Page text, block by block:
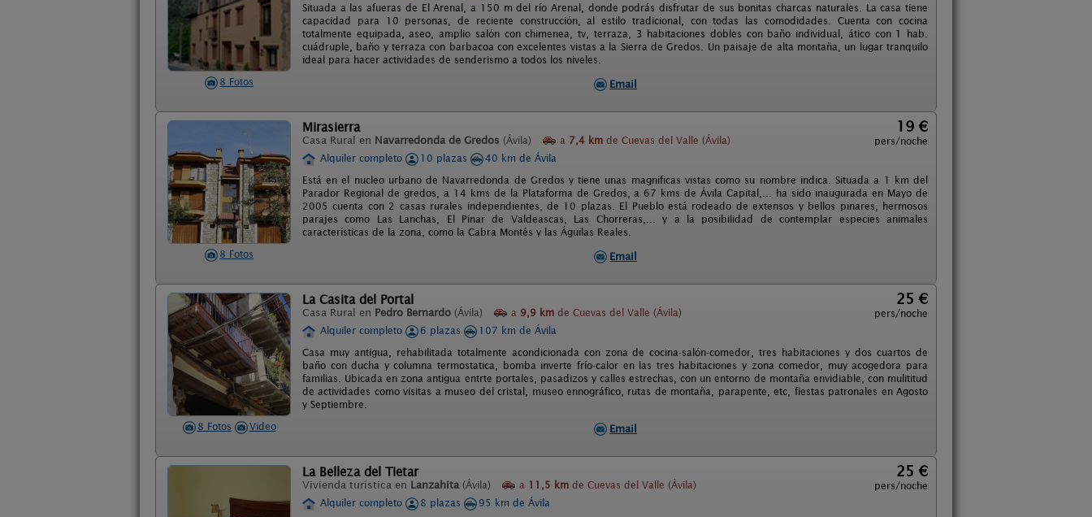
8 Fotos
Situada a las afueras de El Arenal, a 150 m del río Arenal, donde podrás disfrutar de sus bonitas charcas naturales. La casa tiene
capacidad para 10 personas, de reciente construcción, al estilo tradicional, con todas las comodidades. Cuenta con cocina
totalmente equipada, aseo, amplio salón con chimenea, tv, terraza, 3 habitaciones dobles con baño individual, ático con 1 hab.
cuádruple, baño y terraza con barbacoa con excelentes vistas a la Sierra de Gredos. Un paisaje de alta montaña, un lugar tranquilo
ideal para hacer actividades de senderismo a todos los niveles.
Email
8 Fotos
Mirasierra
Casa Rural en Navarredonda de Gredos (Ávila) a 7,4 km de Cuevas del Valle (Ávila)
19 €
pers/noche
Alquiler completo
10 plazas
40 km de Ávila
Está en el nucleo urbano de Navarredonda de Gredos y tiene unas magníficas vistas como su nombre indica. Situada a 1 km del
Parador Regional de gredos, a 14 kms de la Plataforma de Gredos, a 67 kms de Ávila Capital,... ha sido inaugurada en Mayo de
2005 cuenta con 2 casas rurales independientes, de 10 plazas. El Pueblo está rodeado de extensos y bellos pinares, hermosos
parajes como Las Lanchas, El Pinar de Valdeascas, Las Chorreras,... y a la posibilidad de contemplar especies animales
características de la zona, como la Cabra Montés y las Águilas Reales.
Email
8 Fotos Video
La Casita del Portal
Casa Rural en Pedro Bernardo (Ávila) a 9,9 km de Cuevas del Valle (Ávila)
25 €
pers/noche
Alquiler completo
6 plazas
107 km de Ávila
Casa muy antigua, rehabilitada totalmente acondicionada con zona de cocina-salón-comedor, tres habitaciones y dos cuartos de
baño con ducha y columna termostatica, bomba inverte frío-calor en las tres habitaciones y zona comedor, muy acogedora para
familias. Ubicada en zona antigua entrte portales, pasadizos y calles estrechas, con un entorno de montaña envidiable, con mulititud
de actividades como visitas a museo del cristal, museo ennográfico, rutas de montaña, parapente, etc, fiestas patronales en Agosto
y Septiembre.
Email
La Belleza del Tietar
Vivienda turística en Lanzahita (Ávila) a 11,5 km de Cuevas del Valle (Ávila)
25 €
pers/noche
Alquiler completo
8 plazas
95 km de Ávila